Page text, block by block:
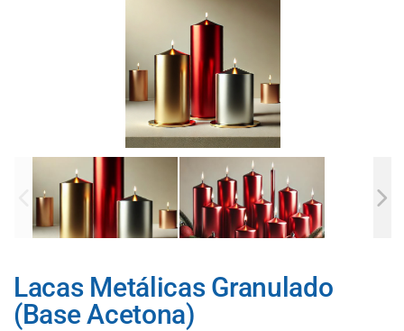
Lacas Metálicas Granulado
(Base Acetona)